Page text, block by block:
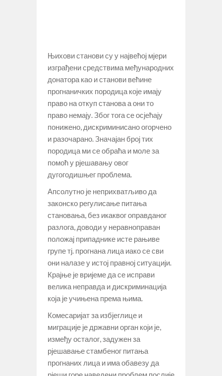
Њихови станови су у највећој мјери
изграђени средствима међународних
донатора као и станови већине
прогнаничких породица које имају
право на откуп станова а они то
право немају. Због тога се осјећају
понижено, дискриминисано огорчено
и разочарано. Значајан број тих
породица ми се обраћа и моле за
помоћ у рјешавању овог
дугогодишњег проблема.
Апсолутно је неприхватљиво да
законско регулисање питања
становања, без икаквог оправданог
разлога, доводи у неравноправан
положај припаднике исте рањиве
групе тј. прогнана лица иако се сви
они налазе у истој правној ситуацији.
Крајње је вријеме да се исправи
велика неправда и дискриминација
која је учињена према њима.
Комесаријат за избјеглице и
миграције је државни орган који је,
између осталог, задужен за
рјешавање стамбеног питања
прогнаних лица и има обавезу да